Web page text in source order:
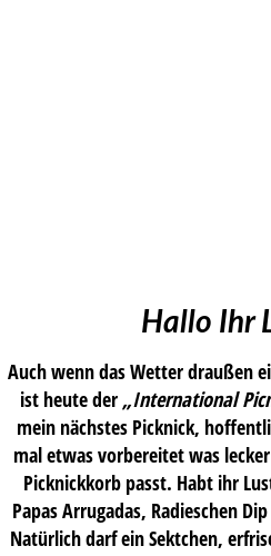
Hallo Ihr
Auch wenn das Wetter draußen
ist heute der „International
mein nächstes Picknick,
mal etwas vorbereitet was
Picknickkorb passt. Habt ihr
Papas Arrugadas, Radieschen
Natürlich darf ein Sektchen,